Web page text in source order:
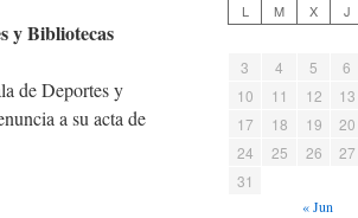
y Bibliotecas
de Deportes y
a su acta de
L M X J
3
4 5 6
10
11 12 13
17
18 19 20
24
25 26 27
31
« Jun